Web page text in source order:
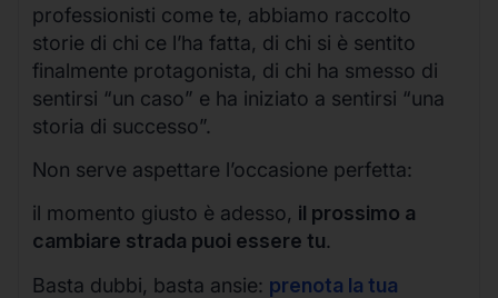
professionisti come te, abbiamo raccolto
storie di chi ce l’ha fatta, di chi si è sentito
finalmente protagonista, di chi ha smesso di
sentirsi “un caso” e ha iniziato a sentirsi “una
storia di successo”.
Non serve aspettare l’occasione perfetta:
il momento giusto è adesso, il prossimo a
cambiare strada puoi essere tu.
Basta dubbi, basta ansie: prenota la tua